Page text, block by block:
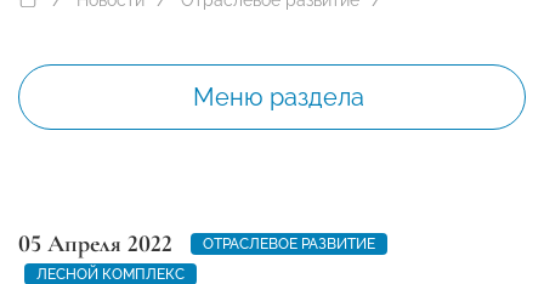
Меню раздела
05 Апреля 2022
ОТРАСЛЕВОЕ РАЗВИТИЕ
ЛЕСНОЙ КОМПЛЕКС